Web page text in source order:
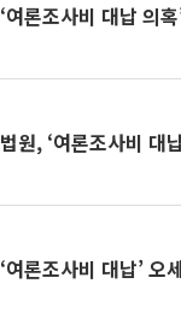
‘여론조사비 대납 의
법원, ‘여론조사비 대
‘여론조사비 대납’